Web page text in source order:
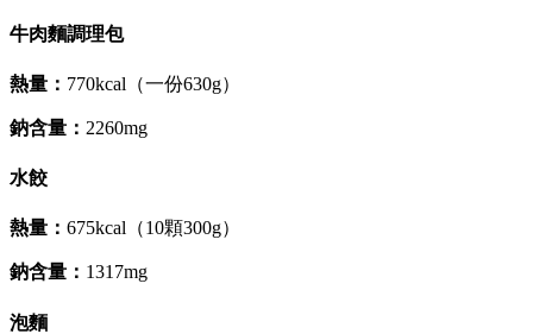
牛肉麵調理包
熱量： 770kcal（一份630g）
鈉含量： 2260mg
水餃
熱量： 675kcal（10顆300g）
鈉含量： 1317mg
泡麵